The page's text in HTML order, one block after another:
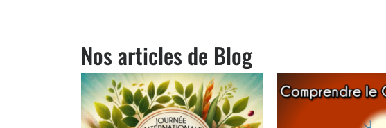
Nos articles de Blog